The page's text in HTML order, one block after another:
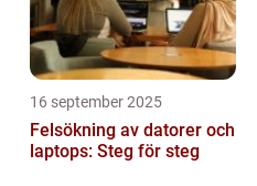
16 september 2025
Felsökning av datorer och
laptops: Steg för steg